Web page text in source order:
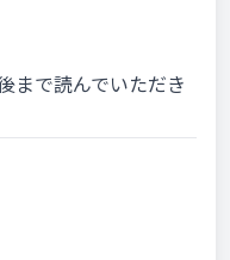
まで読んでいただき